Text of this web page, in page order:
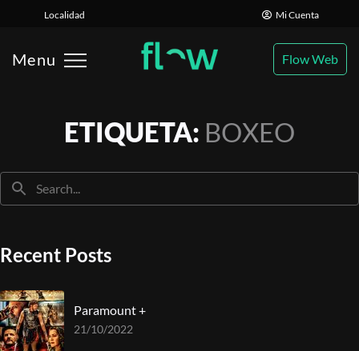
Localidad Mi Cuenta
Menu Flow Web
ETIQUETA: BOXEO
Recent Posts
Paramount +
21/10/2022